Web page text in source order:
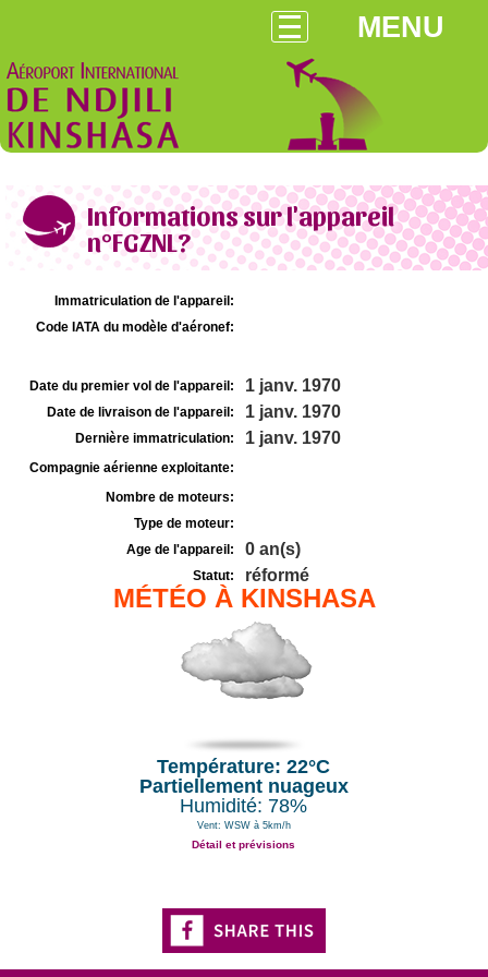
MENU
Informations sur l'appareil
n°FGZNL?
Immatriculation de l'appareil:
Code IATA du modèle d'aéronef:
Date du premier vol de l'appareil: 1 janv. 1970
Date de livraison de l'appareil: 1 janv. 1970
Dernière immatriculation: 1 janv. 1970
Compagnie aérienne exploitante:
Nombre de moteurs:
Type de moteur:
Age de l'appareil:
0 an(s)
Statut: réformé
MÉTÉO À KINSHASA
Température: 22°C
Partiellement nuageux
Humidité: 78%
Vent: WSW à 5km/h
Détail et prévisions